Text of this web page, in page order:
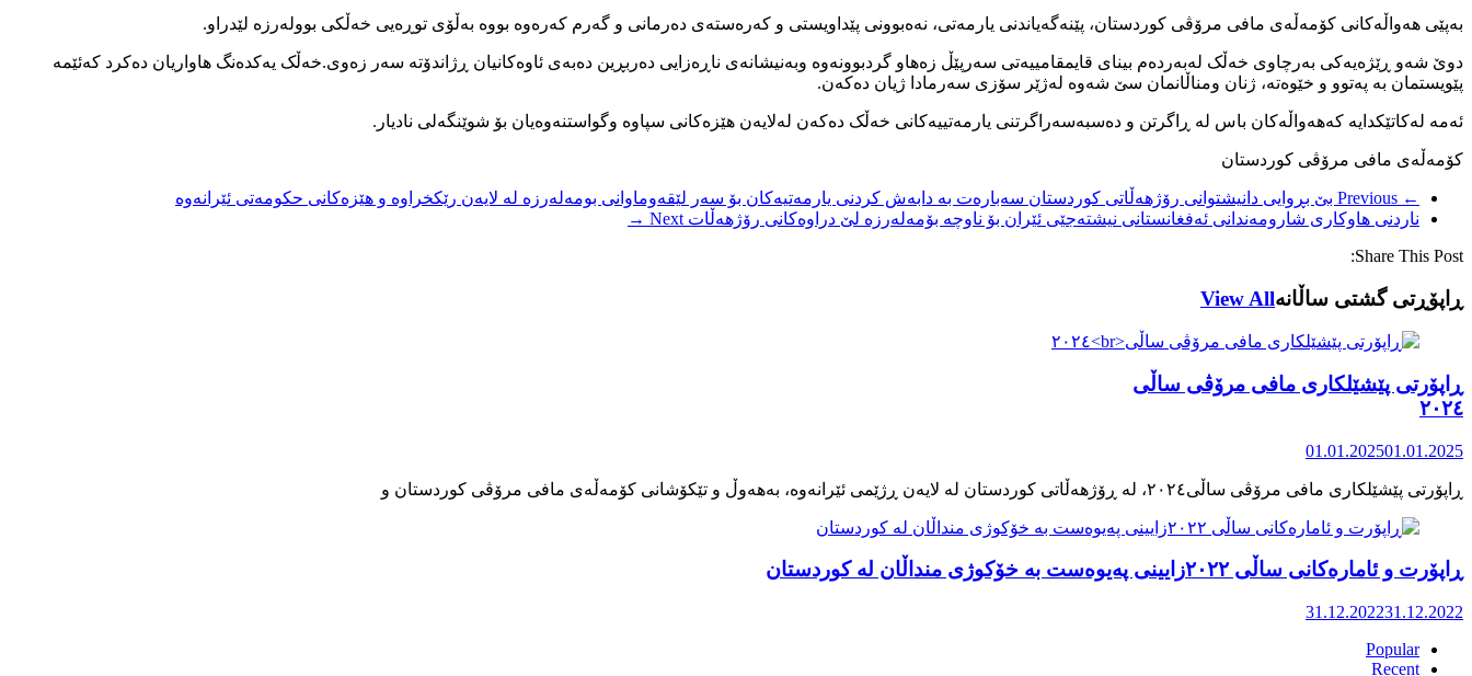
بەپێی هەواڵەکانی کۆمەڵەی مافی مرۆڤی کوردستان، پێنەگەیاندنی یارمەتی، نەەبوونی پێداویستی و کەرەستەی دەرمانی و گەرم کەرەوە بووە بەڵۆی توڕەیی خەڵکی بوولەرزە لێدراو.
دوێ شەو ڕێژەیەکی بەرچاوی خەڵک لەبەردەم بینای قایمقامییەتی سەرپێڵ زەهاو گردبوونەوە وبەنیشانەی ناڕەزایی دەربڕین دەبەی ئاوەکانیان ڕژاندۆتە سەر زەوی.خەڵک یەکدەنگ هاواریان دەکرد کەئێمە
پێویستمان بە پەتوو و خێوەتە، ژنان ومناڵانمان سێ شەوە لەژێر سۆزی سەرمادا ژیان دەکەن.
ئەمە لەکاتێکدایە کەهەواڵەکان باس لە ڕاگرتن و دەسبەسەراگرتنی یارمەتییەکانی خەڵک دەکەن لەلایەن هێزەکانی سپاوە وگواستنەوەیان بۆ شوێنگەلی نادیار.
کۆمەڵەی مافی مرۆڤی کوردستان
← Previous
بێ بڕوایی دانیشتوانی رۆژهەڵاتی کوردستان سەبارەت بە دابەش کردنی یارمەتیەکان بۆ سەر لێقەوماوانی بومەلەرزە لە لایەن رێکخراوە و هێزەکانی حکومەتی ئێرانەوە
ناردنی هاوکاری شارومەندانی ئەفغانستانی نیشتەجێی ئێران بۆ ناوچە بۆمەلەرزە لێ دراوەکانی رۆژهەڵات Next →
Share This Post:
ڕاپۆڕتی گشتی ساڵانهView All
ڕاپۆرتی پێشێلکاری مافی مرۆڤی ساڵی
٢٠٢٤
01.01.202501.01.2025
ڕاپۆرت و ئامارەکانی ساڵی ٢٠٢٢زایینی پەیوەست بە خۆکوژی منداڵان لە کوردستان
31.12.202231.12.2022
Popular
Recent